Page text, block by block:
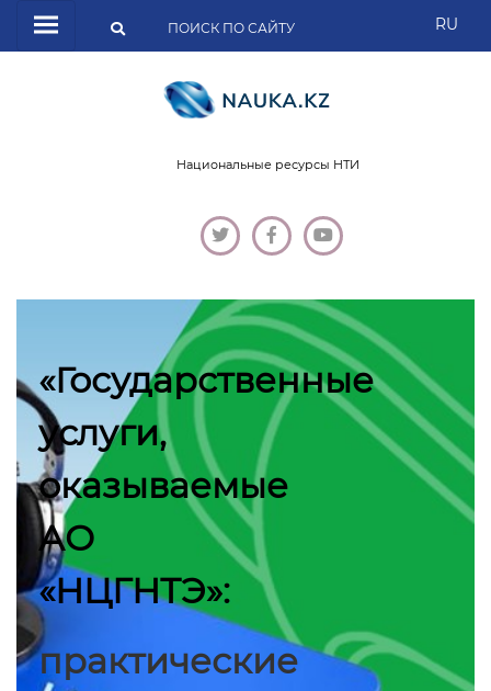
RU
Национальные ресурсы НТИ
«Государственные
услуги,
оказываемые
АО
«НЦГНТЭ»:
практические